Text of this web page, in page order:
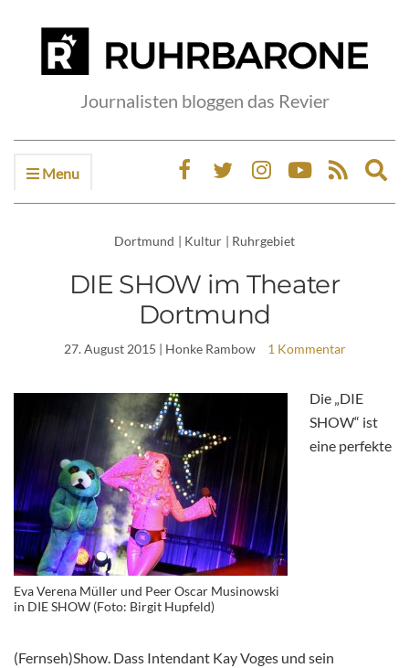
Journalisten bloggen das Revier
Menu
Dortmund | Kultur | Ruhrgebiet
DIE SHOW im Theater
Dortmund
27. August 2015 | Honke Rambow 1 Kommentar
Eva Verena Müller und Peer Oscar Musinowski
in DIE SHOW (Foto: Birgit Hupfeld)
Die „DIE
SHOW“ ist
eine perfekte
(Fernseh)Show. Dass Intendant Kay Voges und sein